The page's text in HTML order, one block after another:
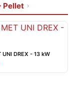
Pellet
UNI DREX - 13 kW